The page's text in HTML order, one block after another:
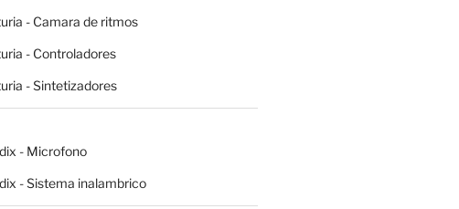
- Camara de ritmos
- Controladores
- Sintetizadores
- Microfono
- Sistema inalambrico